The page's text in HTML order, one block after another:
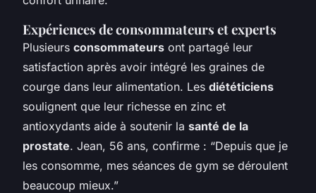
Expériences de consommateurs et experts
Plusieurs consommateurs ont partagé leur
satisfaction après avoir intégré les graines de
courge dans leur alimentation. Les diététiciens
soulignent que leur richesse en zinc et
antioxydants aide à soutenir la santé de la
prostate. Jean, 56 ans, confirme : “Depuis que je
les consomme, mes séances de gym se déroulent
beaucoup mieux.”